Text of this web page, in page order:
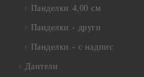
Панделки 4,00 см
Панделки - други
Панделки - с надпис
Дантели